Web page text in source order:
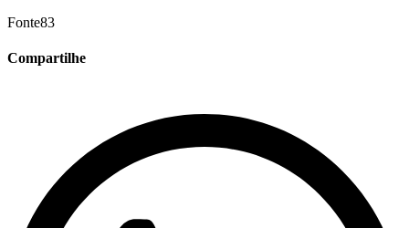
Fonte83
Compartilhe